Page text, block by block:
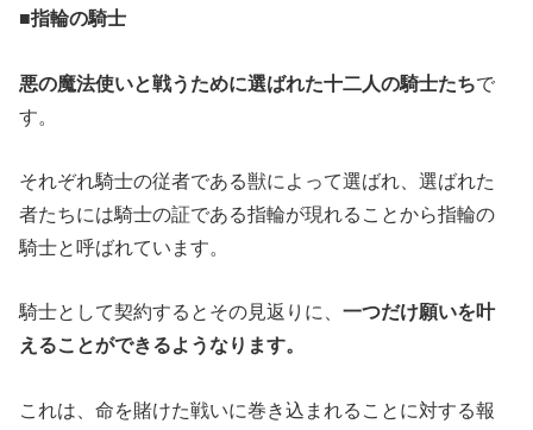
■指輪の騎士
悪の魔法使いと戦うために選ばれた十二人の騎士たちで
す。
それぞれ騎士の従者である獣によって選ばれ、選ばれた
者たちには騎士の証である指輪が現れることから指輪の
騎士と呼ばれています。
騎士として契約するとその見返りに、一つだけ願いを叶
えることができるようなります。
これは、命を賭けた戦いに巻き込まれることに対する報